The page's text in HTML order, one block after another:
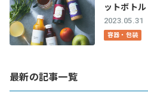
ットボトル
2023.05.31
容器・包装
最新の記事一覧